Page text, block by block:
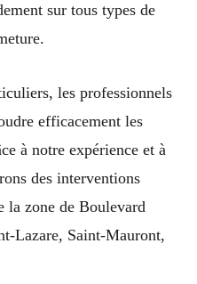
sur tous types de
les professionnels
efficacement les
à notre expérience et à
des interventions
la zone de Boulevard
Lazare, Saint-Mauront,